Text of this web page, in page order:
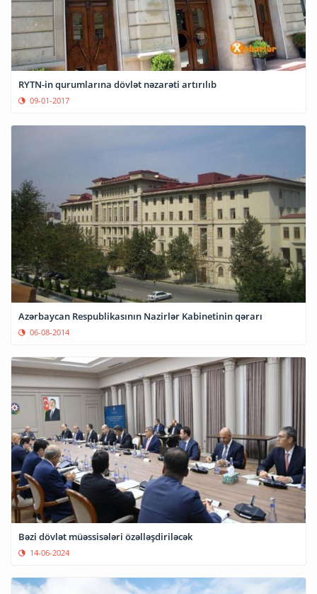
RYTN-in qurumlarına dövlət nəzarəti artırılıb
09-01-2017
Azərbaycan Respublikasının Nazirlər Kabinetinin qərarı
06-08-2014
Bəzi dövlət müəssisələri özəlləşdiriləcək
14-06-2024